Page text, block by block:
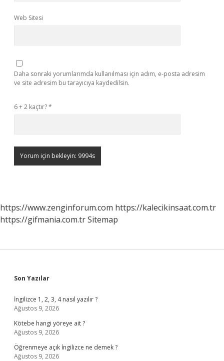
Web Sitesi
Daha sonraki yorumlarımda kullanılması için adım, e-posta adresim
ve site adresim bu tarayıcıya kaydedilsin.
6 + 2 kaçtır?*
https://www.zenginforum.com https://kalecikinsaat.com.tr
https://gifmania.com.trSitemap
Sidebar
Son Yazılar
İngilizce 1, 2, 3, 4 nasıl yazılır ?
Ağustos 9, 2026
Kötebe hangi yöreye ait ?
Ağustos 9, 2026
Öğrenmeye açık İngilizce ne demek ?
Ağustos 9, 2026